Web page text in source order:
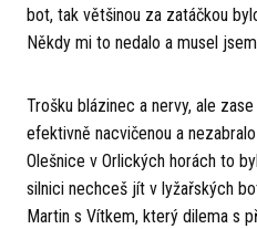
bot, tak většinou za zatáčkou
Někdy mi to nedalo a musel
Trošku blázinec a nervy, ale
efektivně nacvičenou a
Olešnice v Orlických horách to
silnici nechceš jít v lyžařských
Martin s Vítkem, který dilema s